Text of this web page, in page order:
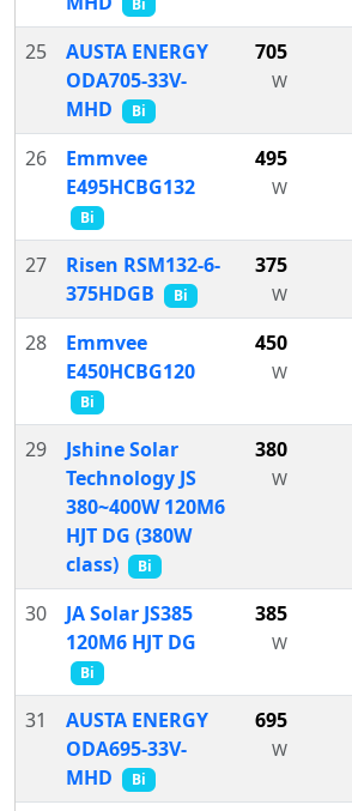
25
AUSTA ENERGY
ODA705-33V-
MHD
Bi
705
W
26
Emmvee
E495HCBG132
Bi
495
W
27
Risen RSM132-6-
375HDGB
Bi
375
W
28
Emmvee
E450HCBG120
Bi
450
W
29
Jshine Solar
Technology JS
380~400W 120M6
HJT DG (380W
class)
Bi
380
W
30
JA Solar JS385
120M6 HJT DG
Bi
385
W
31
AUSTA ENERGY
ODA695-33V-
MHD
Bi
695
W